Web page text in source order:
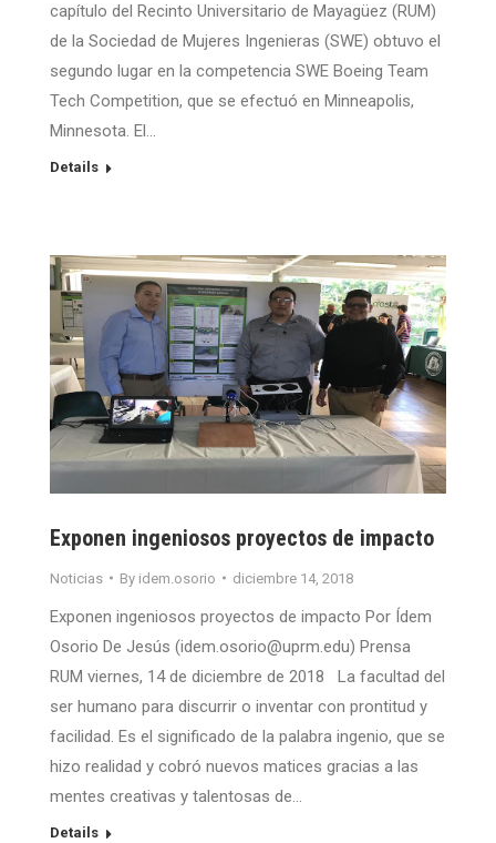
capítulo del Recinto Universitario de Mayagüez (RUM)
de la Sociedad de Mujeres Ingenieras (SWE) obtuvo el
segundo lugar en la competencia SWE Boeing Team
Tech Competition, que se efectuó en Minneapolis,
Minnesota. El…
Details
Exponen ingeniosos proyectos de impacto
Noticias By idem.osorio diciembre 14, 2018
Exponen ingeniosos proyectos de impacto Por Ídem
Osorio De Jesús (idem.osorio@uprm.edu) Prensa
RUM viernes, 14 de diciembre de 2018 La facultad del
ser humano para discurrir o inventar con prontitud y
facilidad. Es el significado de la palabra ingenio, que se
hizo realidad y cobró nuevos matices gracias a las
mentes creativas y talentosas de…
Details